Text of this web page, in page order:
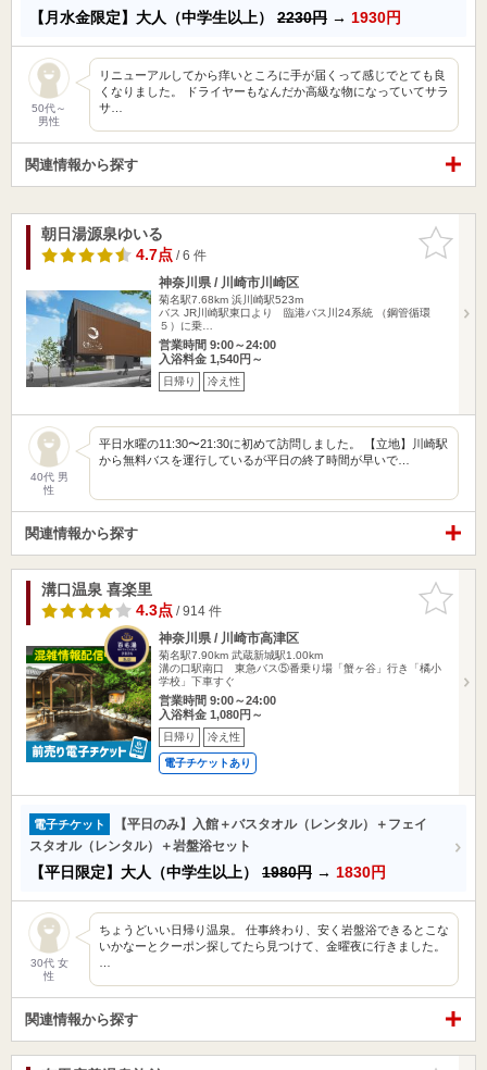
【月水金限定】大人（中学生以上） 2230円 → 1930円
50代～
男性
リニューアルしてから痒いところに手が届くって感じでとても良
くなりました。 ドライヤーもなんだか高級な物になっていてサラ
サ…
関連情報から探す
お気に入
りに追加
朝日湯源泉ゆいる
4.7点/ 6 件
神奈川県 / 川崎市川崎区
菊名駅7.68km 浜川崎駅523m
バス JR川崎駅東口より 臨港バス川24系統 （鋼管循環
５）に乗…
営業時間 9:00～24:00
入浴料金 1,540円～
日帰り 冷え性
40代 男
性
平日水曜の11:30〜21:30に初めて訪問しました。 【立地】川崎駅
から無料バスを運行しているが平日の終了時間が早いで…
関連情報から探す
お気に入
りに追加
溝口温泉 喜楽里
4.3点/ 914 件
神奈川県 / 川崎市高津区
菊名駅7.90km 武蔵新城駅1.00km
溝の口駅南口 東急バス⑤番乗り場「蟹ヶ谷」行き「橘小
学校」下車すぐ
営業時間 9:00～24:00
入浴料金 1,080円～
日帰り 冷え性
電子チケットあり
電子チケット
【平日のみ】入館＋バスタオル（レンタル）＋フェイ
スタオル（レンタル）＋岩盤浴セット
【平日限定】大人（中学生以上） 1980円 → 1830円
30代 女
性
ちょうどいい日帰り温泉。 仕事終わり、安く岩盤浴できるとこな
いかなーとクーポン探してたら見つけて、金曜夜に行きました。
関連情報から探す